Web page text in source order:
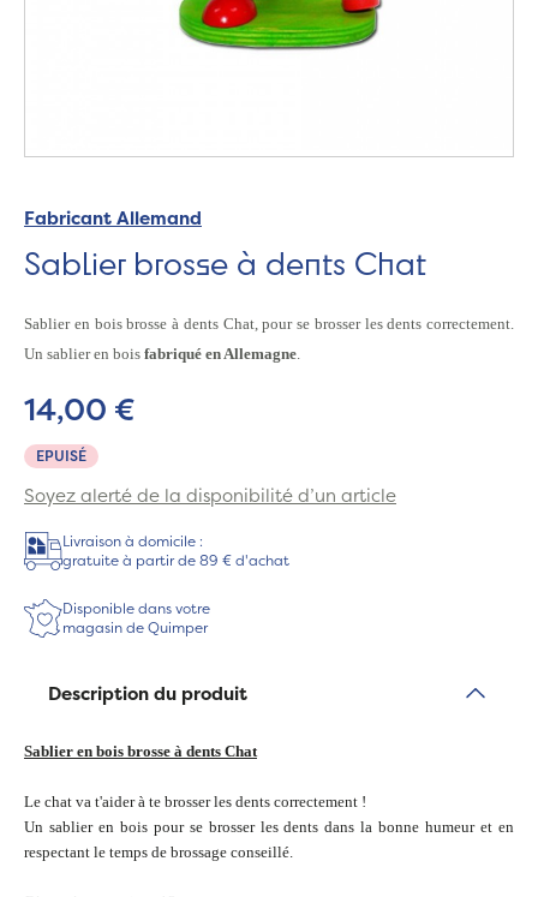
Fabricant Allemand
Sablier brosse à dents Chat
Sablier en bois brosse à dents Chat,pour se brosser les dents correctement.
Un sablier en bois fabriqué en Allemagne.
EPUISÉ
14,00 €
Soyez alerté de la disponibilité d’un article
Livraison à domicile :
gratuite à partir de 89 € d'achat
Disponible dans votre
magasin de Quimper
Description du produit
Sablier en bois brosse à dents Chat
Le chat va t'aider à te brosser les dents correctement !
Un sablier en bois pour se brosser les dents dans la bonne humeur et en
respectant le temps de brossage conseillé.